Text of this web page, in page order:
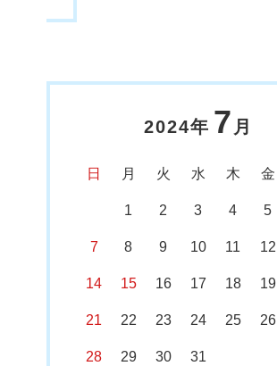
2024年 7 月
日 月 火 水 木 金
1 2 3 4 5
7 8 9 10 11 12
14 15 16 17 18 19
21 22 23 24 25 26
28 29 30 31